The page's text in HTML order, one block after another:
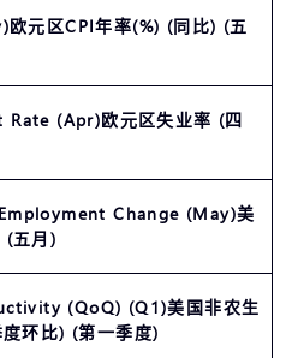
欧元区CPI年率(%) (同比) (五
(Apr)欧元区失业率 (四
Change (May)美
(五月)
(QoQ) (Q1)美国非农生
环比) (第一季度)